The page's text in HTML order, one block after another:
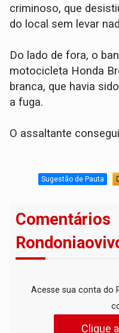
criminoso, que
do local sem levar
​Do lado de fora, o
motocicleta Honda
branca, que havia
a fuga.
O assaltante
Sugestão de Pauta
Comentários
Acesse sua conta do
Clique